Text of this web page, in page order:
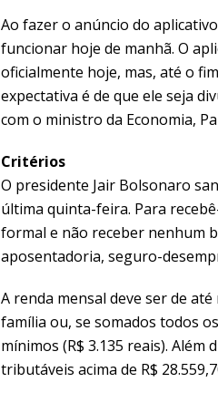
Ao fazer o anúncio do
funcionar hoje de manhã. O
oficialmente hoje, mas, até o
expectativa é de que ele seja
com o ministro da Economia,
Critérios
O presidente Jair Bolsonaro
última quinta-feira. Para
formal e não receber nenhum
aposentadoria, seguro-
A renda mensal deve ser de
família ou, se somados todos
mínimos (R$ 3.135 reais).
tributáveis acima de R$